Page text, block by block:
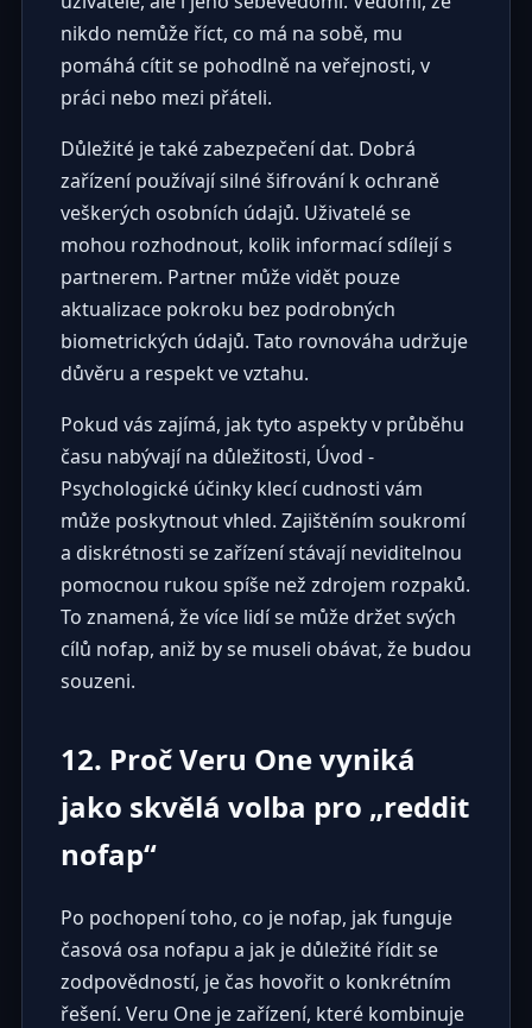
nikdo nemůže říct, co má na sobě, mu
pomáhá cítit se pohodlně na veřejnosti, v
práci nebo mezi přáteli.
Důležité je také zabezpečení dat. Dobrá
zařízení používají silné šifrování k ochraně
veškerých osobních údajů. Uživatelé se
mohou rozhodnout, kolik informací sdílejí s
partnerem. Partner může vidět pouze
aktualizace pokroku bez podrobných
biometrických údajů. Tato rovnováha udržuje
důvěru a respekt ve vztahu.
Pokud vás zajímá, jak tyto aspekty v průběhu
času nabývají na důležitosti, Úvod -
Psychologické účinky klecí cudnosti vám
může poskytnout vhled. Zajištěním soukromí
a diskrétnosti se zařízení stávají neviditelnou
pomocnou rukou spíše než zdrojem rozpaků.
To znamená, že více lidí se může držet svých
cílů nofap, aniž by se museli obávat, že budou
souzeni.
12. Proč Veru One vyniká
jako skvělá volba pro „reddit
nofap“
Po pochopení toho, co je nofap, jak funguje
časová osa nofapu a jak je důležité řídit se
zodpovědností, je čas hovořit o konkrétním
řešení. Veru One je zařízení, které kombinuje